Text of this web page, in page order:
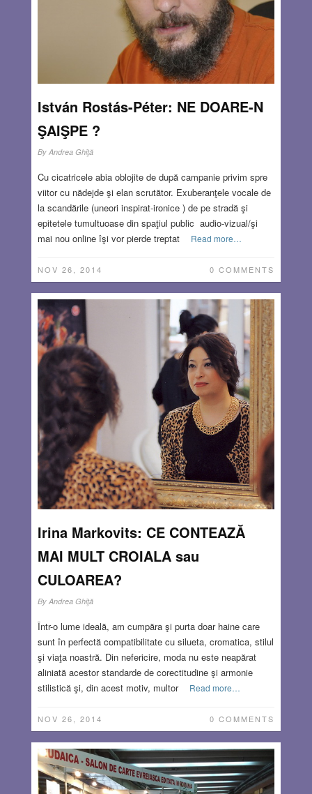
István Rostás-Péter: NE DOARE-N
ŞAIŞPE ?
By Andrea Ghiţă
Cu cicatricele abia oblojite de după campanie privim spre
viitor cu nădejde şi elan scrutător. Exuberanţele vocale de
la scandările (uneori inspirat-ironice ) de pe stradă şi
epitetele tumultuoase din spaţiul public audio-vizual/şi
mai nou online îşi vor pierde treptat
Read more…
NOV 26, 2014 0 COMMENTS
Irina Markovits: CE CONTEAZĂ
MAI MULT CROIALA sau
CULOAREA?
By Andrea Ghiţă
Într-o lume ideală, am cumpăra şi purta doar haine care
sunt în perfectă compatibilitate cu silueta, cromatica, stilul
şi viaţa noastră. Din nefericire, moda nu este neapărat
aliniată acestor standarde de corectitudine şi armonie
stilistică şi, din acest motiv, multor
Read more…
NOV 26, 2014 0 COMMENTS